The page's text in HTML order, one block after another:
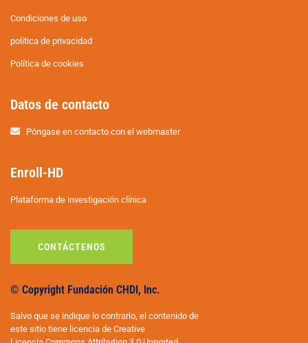
Condiciones de uso
política de privacidad
Política de cookies
Datos de contacto
Póngase en contacto con el webmaster
Enroll-HD
Plataforma de investigación clínica
CONTÁCTENOS
© Copyright Fundación CHDI, Inc.
Salvo que se indique lo contrario, el contenido de
este sitio tiene licencia de Creative